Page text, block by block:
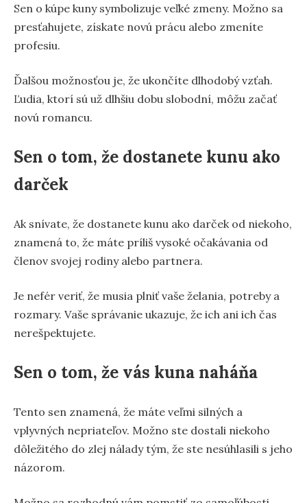
Sen o kúpe kuny symbolizuje veľké zmeny. Možno sa
presťahujete, získate novú prácu alebo zmeníte
profesiu.
Ďalšou možnosťou je, že ukončíte dlhodobý vzťah.
Ľudia, ktorí sú už dlhšiu dobu slobodní, môžu začať
novú romancu.
Sen o tom, že dostanete kunu ako
darček
Ak snívate, že dostanete kunu ako darček od niekoho,
znamená to, že máte príliš vysoké očakávania od
členov svojej rodiny alebo partnera.
Je nefér veriť, že musia plniť vaše želania, potreby a
rozmary. Vaše správanie ukazuje, že ich ani ich čas
nerešpektujete.
Sen o tom, že vás kuna naháňa
Tento sen znamená, že máte veľmi silných a
vplyvných nepriateľov. Možno ste dostali niekoho
dôležitého do zlej nálady tým, že ste nesúhlasili s jeho
názorom.